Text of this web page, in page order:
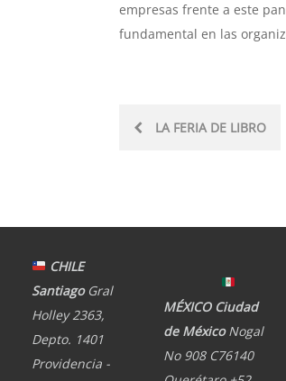
empresas frente a este
fundamental en las
PostLA FERIA DE LIBRO
CHILE
Santiago Gral
Holley 2363,
Depto. 1401
Providencia -
MÉXICO Ciudad
de MéxicoNogal
No 908 C76140